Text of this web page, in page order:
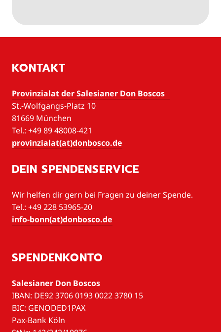
KONTAKT
Provinzialat der Salesianer Don Boscos
St.-Wolfgangs-Platz 10
81669 München
Tel.: +49 89 48008-421
provinzialat(at)donbosco.de
DEIN SPENDENSERVICE
Wir helfen dir gern bei Fragen zu deiner Spende.
Tel.: +49 228 53965-20
info-bonn(at)donbosco.de
SPENDENKONTO
Salesianer Don Boscos
IBAN: DE92 3706 0193 0022 3780 15
BIC: GENODED1PAX
Pax-Bank Köln